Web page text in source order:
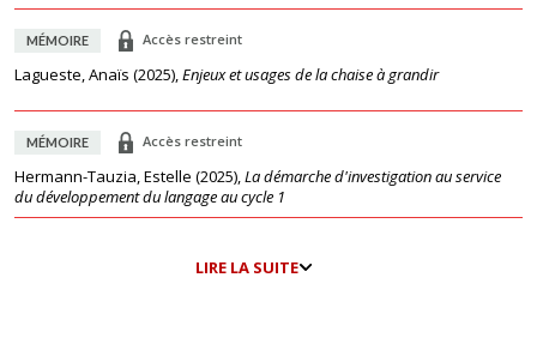
MÉMOIRE Accès restreint
Lagueste, Anaïs (2025),Enjeux et usages de la chaise à grandir
MÉMOIRE Accès restreint
Hermann-Tauzia, Estelle (2025),La démarche d'investigation au service
du développement du langage au cycle 1
LIRE LA SUITE